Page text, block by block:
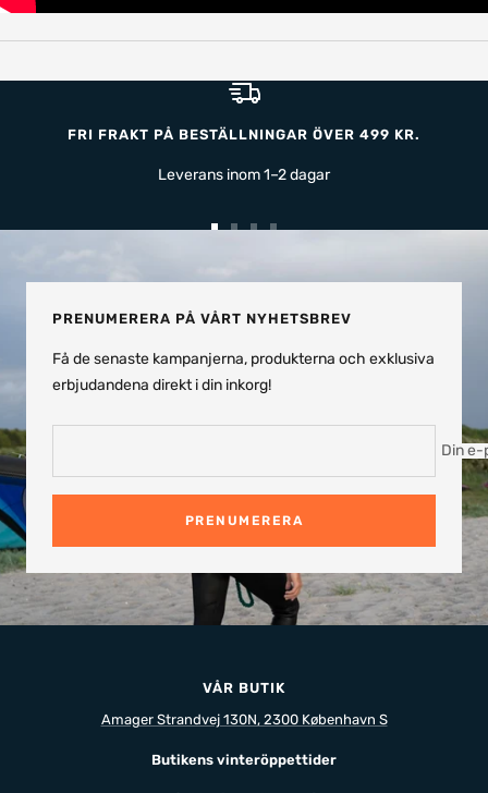
FRI FRAKT PÅ BESTÄLLNINGAR ÖVER 499 KR.
Leverans inom 1–2 dagar
1
2 3 4
PRENUMERERA PÅ VÅRT NYHETSBREV
Få de senaste kampanjerna, produkterna och exklusiva
erbjudandena direkt i din inkorg!
Din e-
PRENUMERERA
VÅR BUTIK
Amager Strandvej 130N, 2300 København S
Butikens vinteröppettider